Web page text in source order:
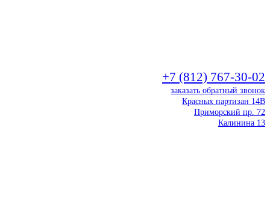
+7 (812) 767-30-02
заказать обратный звонок
Красных партизан 14В
Приморский пр. 72
Калинина 13